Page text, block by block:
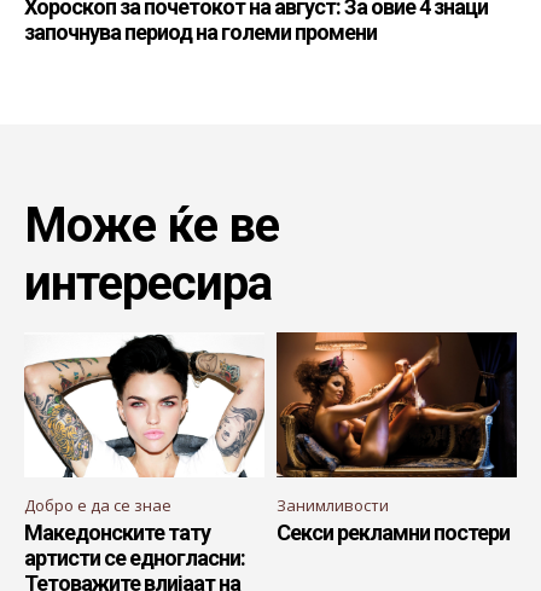
Хороскоп за почетокот на август: За овие 4 знаци
започнува период на големи промени
Може ќе ве
интересира
Добро е да се знае
Македонските тату
артисти се едногласни:
Тетоважите влијаат на
Занимливости
Секси рекламни постери